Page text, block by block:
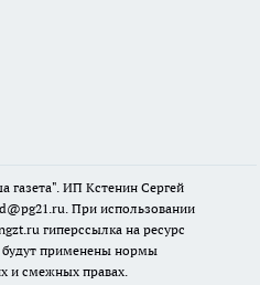
газета". ИП Кстенин Сергей
При использовании
гиперссылка на ресурс
будут применены нормы
и смежных правах.